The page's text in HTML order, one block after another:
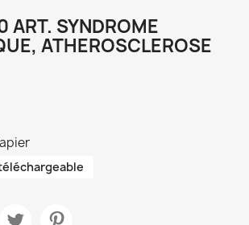
ART. SYNDROME
ATHEROSCLEROSE